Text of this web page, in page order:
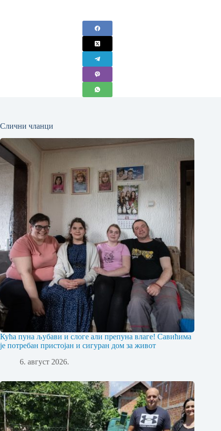
Слични чланци
Кућа пуна љубави и слоге али препуна влаге! Савићима
је потребан пристојан и сигуран дом за живот
6. август 2026.